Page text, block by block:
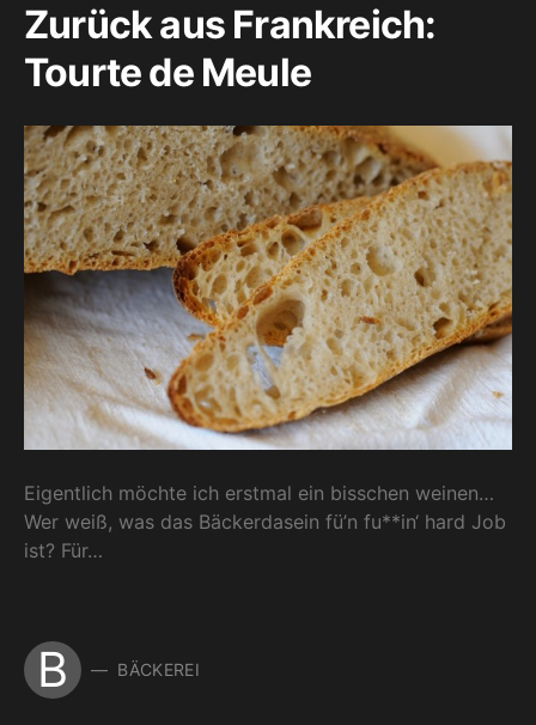
Zurück aus Frankreich:
Tourte de Meule
Eigentlich möchte ich erstmal ein bisschen weinen…
Wer weiß, was das Bäckerdasein fü’n fu**in‘ hard Job
ist? Für…
B BÄCKEREI